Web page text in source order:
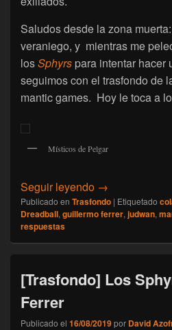
Saludos desde la zona
veraniego, y mientras me
losSphyrs para intentar hacer
seguimos con el trasfondo de
mantic games. Hoy le toca a
Místicos de Pelgar
Seguir leyendo [Trasfondo]
→
Publicado en Trasfondo | Etiquetado
Dreadball, guillermo ferrer, judwan,
respuestas
[Trasfondo] Los
Ferrer
Publicado el 16/08/2019por David